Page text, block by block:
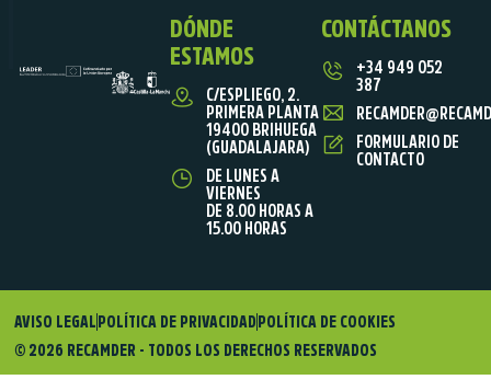
DÓNDE
ESTAMOS
C/ESPLIEGO, 2.
PRIMERA PLANTA
19400 BRIHUEGA
(GUADALAJARA)
DE LUNES A
VIERNES
DE 8.00 HORAS A
15.00 HORAS
CONTÁCTANOS
+34 949 052
387
FORMULARIO DE
CONTACTO
© 2026 RECAMDER - TODOS LOS DERECHOS RESERVADOS
AVISO LEGAL POLÍTICA DE PRIVACIDAD POLÍTICA DE COOKIES